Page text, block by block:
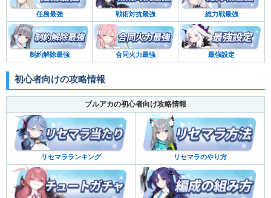
任務最強 戦術対抗最強 総力戦最強
制約解除最強 合同火力最強 最強設定
初心者向けの攻略情報
ブルアカの初心者向け攻略情報
リセマラランキング リセマラのやり方